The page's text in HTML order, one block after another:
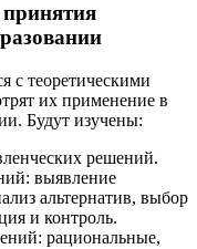
с теоретическими
их применение в
Будут изучены:
решений.
выявление
альтернатив, выбор
и контроль.
рациональные,